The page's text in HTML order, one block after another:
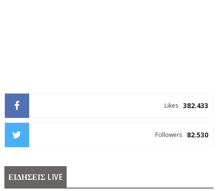
382.433
Likes
82.530
Followers
ΕΙΔΗΣΕΙΣ LIVE